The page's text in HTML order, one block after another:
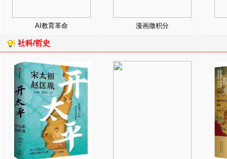
AI教育革命 漫画微积分
社科/哲史